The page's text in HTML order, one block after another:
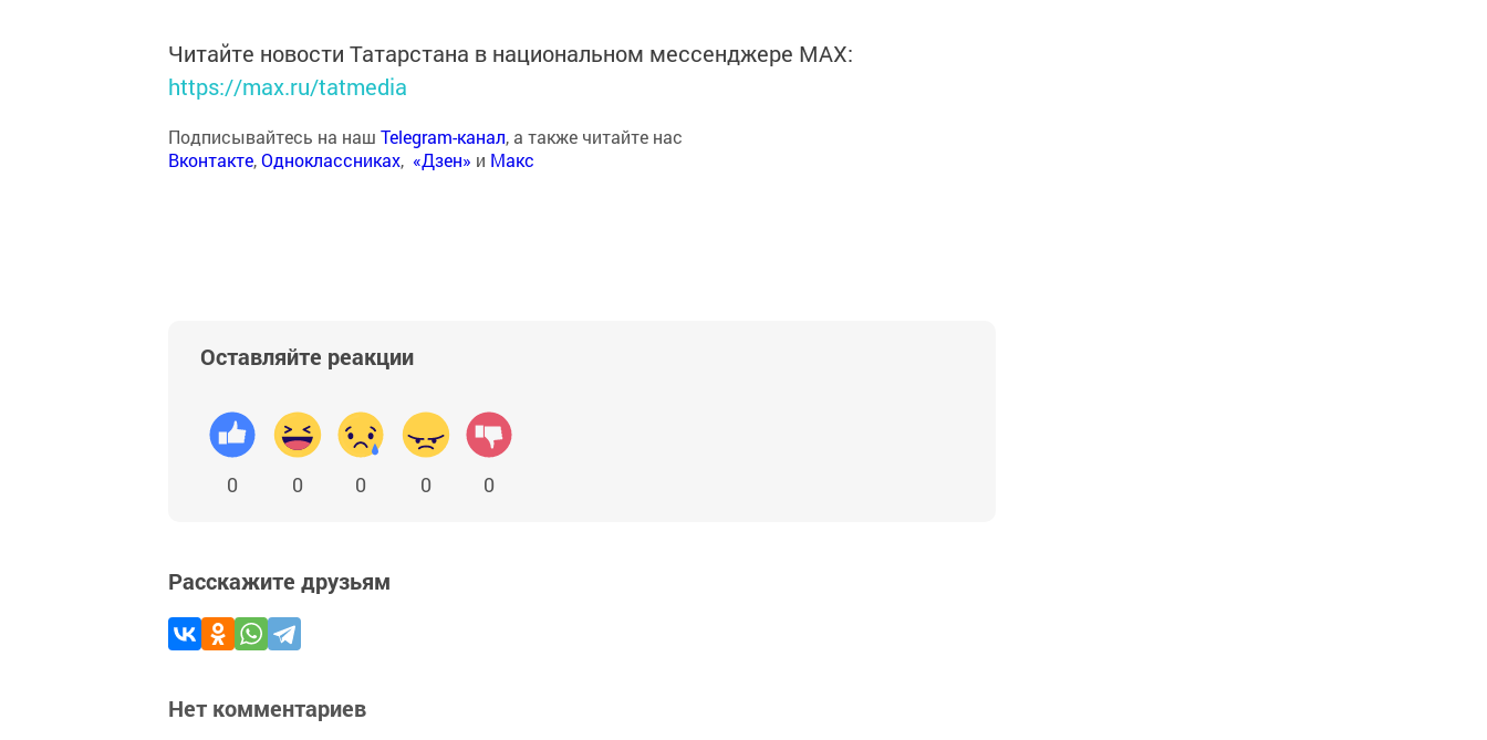
Читайте новости Татарстана в национальном мессенджере MАХ:
https://max.ru/tatmedia
Подписывайтесь на наш Telegram-канал, а также читайте нас
Вконтакте,Одноклассниках, «Дзен» и Макс
Оставляйте реакции
0 0 0 0 0
Расскажите друзьям
Нет комментариев